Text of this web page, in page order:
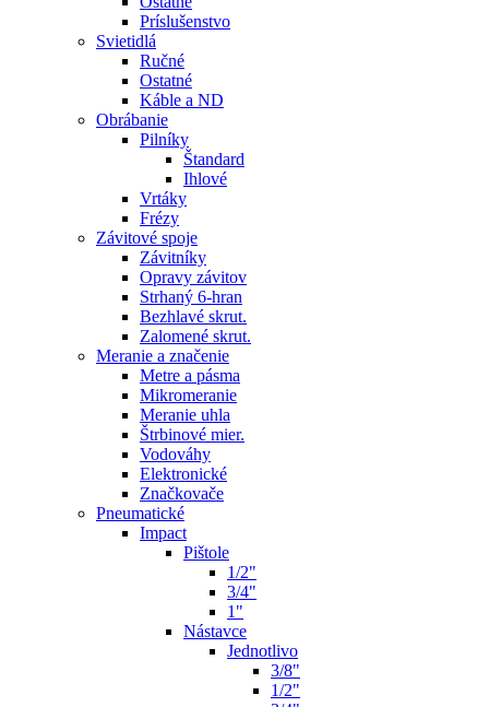
Príslušenstvo
Svietidlá
Ručné
Ostatné
Káble a ND
Obrábanie
Pilníky
Štandard
Ihlové
Vrtáky
Frézy
Závitové spoje
Závitníky
Opravy závitov
Strhaný 6-hran
Bezhlavé skrut.
Zalomené skrut.
Meranie a značenie
Metre a pásma
Mikromeranie
Meranie uhla
Štrbinové mier.
Vodováhy
Elektronické
Značkovače
Pneumatické
Impact
Pištole
1/2"
3/4"
1"
Nástavce
Jednotlivo
3/8"
1/2"